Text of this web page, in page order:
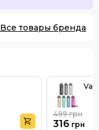
Все товары бренда
316 грн
499грн